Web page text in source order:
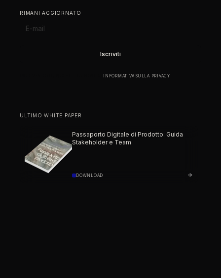
RIMANI AGGIORNATO
INFORMATIVA SULLA PRIVACY
ULTIMO WHITE PAPER
Passaporto Digitale di Prodotto: Guida
Stakeholder e Team
DOWNLOAD